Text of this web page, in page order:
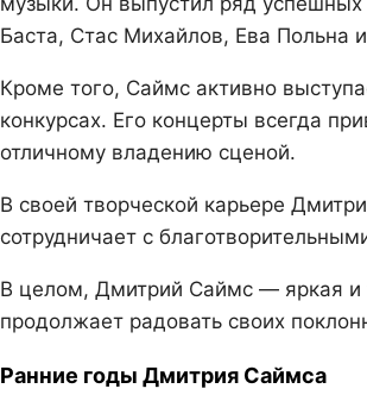
Баста, Стас Михайлов, Ева Польна
Кроме того, Саймс активно
конкурсах. Его концерты всегда
отличному владению сценой.
В своей творческой карьере
сотрудничает с
В целом, Дмитрий Саймс — яркая и
продолжает радовать своих
Ранние годы Дмитрия Саймса